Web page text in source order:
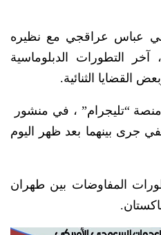
عباس عراقجي مع نظيره
التطورات الدبلوماسية
القضايا الثنائية.
“تليجرام” ، في منشور
جرى بينهما بعد ظهر اليوم
المفاوضات بين طهران